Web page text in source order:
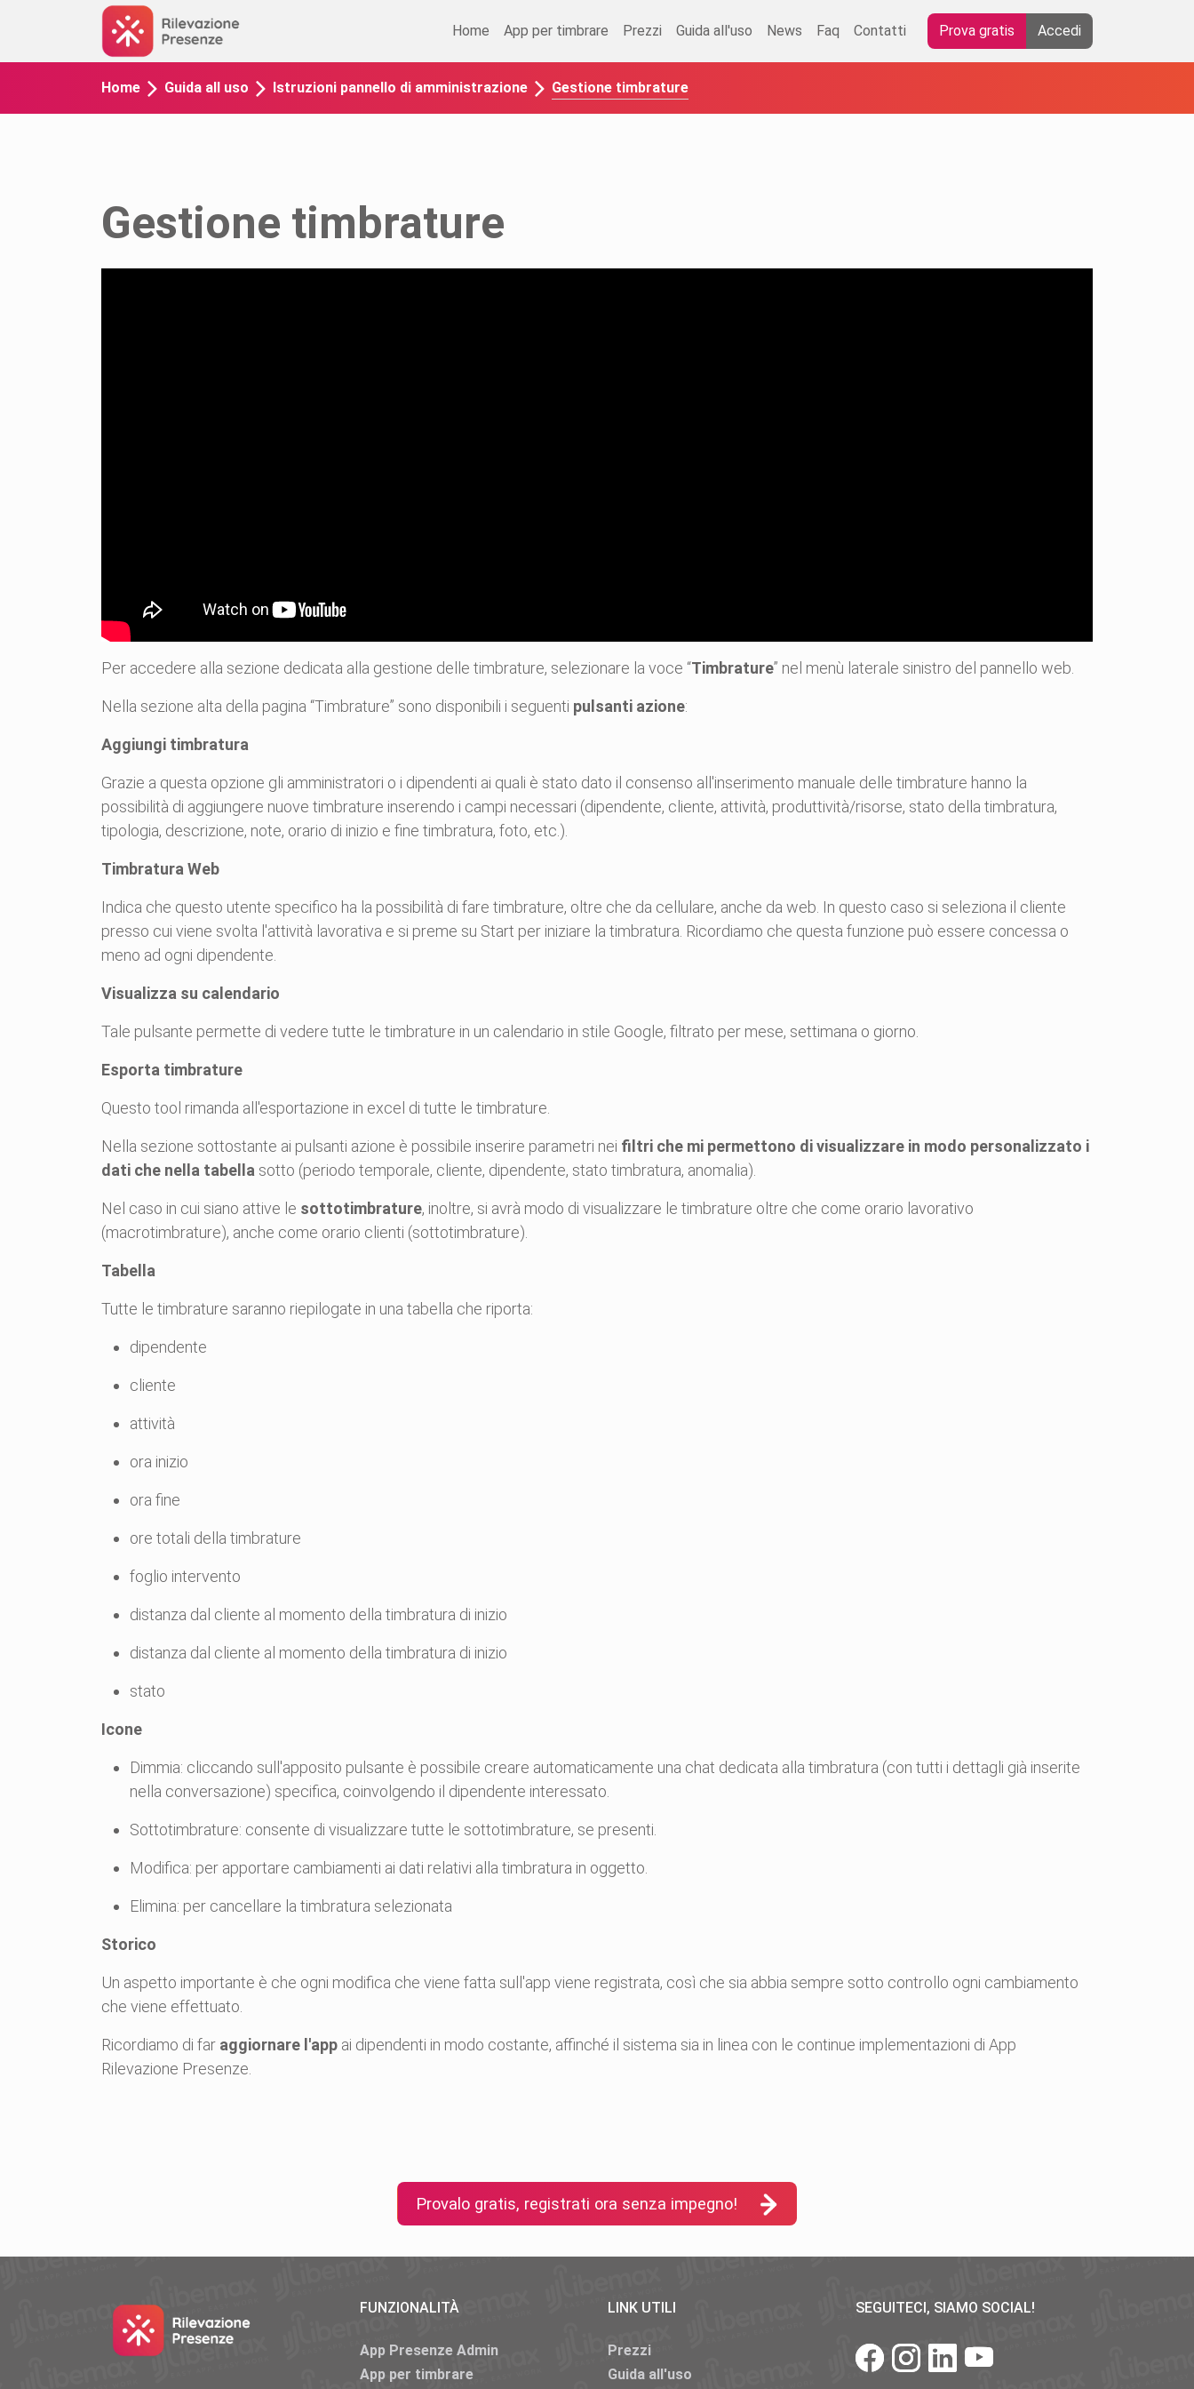
Home App per timbrare Prezzi Guida all'uso News Faq Contatti Prova gratis Accedi
Home Guida all uso Istruzioni pannello di amministrazione Gestione timbrature
Gestione timbrature
Per accedere alla sezione dedicata alla gestione delle timbrature, selezionare la voce “Timbrature” nel menù laterale sinistro del pannello web.
Nella sezione alta della pagina “Timbrature” sono disponibili i seguenti pulsanti azione:
Aggiungi timbratura
Grazie a questa opzione gli amministratori o i dipendenti ai quali è stato dato il consenso all'inserimento manuale delle timbrature hanno la
possibilità di aggiungere nuove timbrature inserendo i campi necessari (dipendente, cliente, attività, produttività/risorse, stato della timbratura,
tipologia, descrizione, note, orario di inizio e fine timbratura, foto, etc.).
Timbratura Web
Indica che questo utente specifico ha la possibilità di fare timbrature, oltre che da cellulare, anche da web. In questo caso si seleziona il cliente
presso cui viene svolta l'attività lavorativa e si preme su Start per iniziare la timbratura. Ricordiamo che questa funzione può essere concessa o
meno ad ogni dipendente.
Visualizza su calendario
Tale pulsante permette di vedere tutte le timbrature in un calendario in stile Google, filtrato per mese, settimana o giorno.
Esporta timbrature
Questo tool rimanda all'esportazione in excel di tutte le timbrature.
Nella sezione sottostante ai pulsanti azione è possibile inserire parametri nei filtri che mi permettono di visualizzare in modo personalizzato i
dati che nella tabella sotto (periodo temporale, cliente, dipendente, stato timbratura, anomalia).
Nel caso in cui siano attive le sottotimbrature, inoltre, si avrà modo di visualizzare le timbrature oltre che come orario lavorativo
(macrotimbrature), anche come orario clienti (sottotimbrature).
Tabella
Tutte le timbrature saranno riepilogate in una tabella che riporta:
dipendente
cliente
attività
ora inizio
ora fine
ore totali della timbrature
foglio intervento
distanza dal cliente al momento della timbratura di inizio
distanza dal cliente al momento della timbratura di inizio
stato
Icone
Dimmia: cliccando sull'apposito pulsante è possibile creare automaticamente una chat dedicata alla timbratura (con tutti i dettagli già inserite
nella conversazione) specifica, coinvolgendo il dipendente interessato.
Sottotimbrature: consente di visualizzare tutte le sottotimbrature, se presenti.
Modifica: per apportare cambiamenti ai dati relativi alla timbratura in oggetto.
Elimina: per cancellare la timbratura selezionata
Storico
Un aspetto importante è che ogni modifica che viene fatta sull'app viene registrata, così che sia abbia sempre sotto controllo ogni cambiamento
che viene effettuato.
Ricordiamo di far aggiornare l'app ai dipendenti in modo costante, affinché il sistema sia in linea con le continue implementazioni di App
Rilevazione Presenze.
Provalo gratis, registrati ora senza impegno!
FUNZIONALITÀ
App Presenze Admin
App per timbrare
LINK UTILI
Prezzi
Guida all'uso
SEGUITECI, SIAMO SOCIAL!